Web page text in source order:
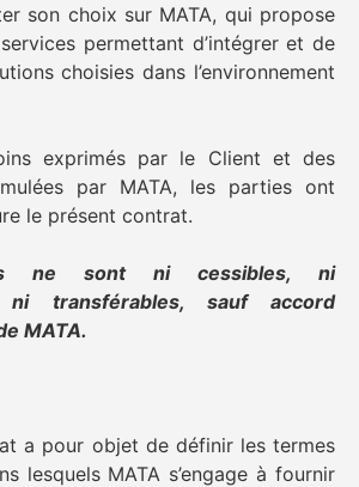
son choix sur MATA, qui propose
permettant d’intégrer et de
choisies dans l’environnement
exprimés par le Client et des
par MATA, les parties ont
le présent contrat.
ne sont ni cessibles, ni
ni transférables, sauf accord
MATA.
a pour objet de définir les termes
lesquels MATA s’engage à fournir